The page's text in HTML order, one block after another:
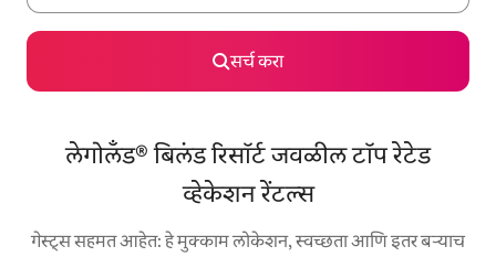
सर्च करा
लेगोलँड® बिलंड रिसॉर्ट जवळील टॉप रेटेड
व्हेकेशन रेंटल्स
गेस्ट्स सहमत आहेत: हे मुक्काम लोकेशन, स्वच्छता आणि इतर बऱ्याच